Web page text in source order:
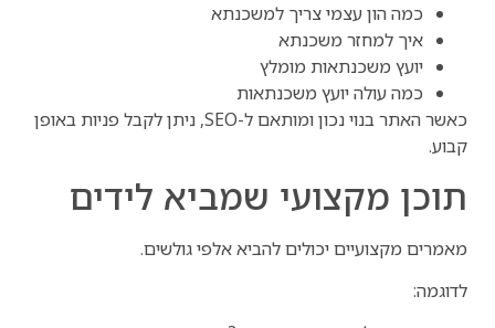
כמה הון עצמי צריך למשכנתא
איך למחזר משכנתא
יועץ משכנתאות מומלץ
כמה עולה יועץ משכנתאות
כאשר האתר בנוי נכון ומותאם ל-SEO, ניתן לקבל פניות באופן
קבוע.
תוכן מקצועי שמביא לידים
מאמרים מקצועיים יכולים להביא אלפי גולשים.
לדוגמה: